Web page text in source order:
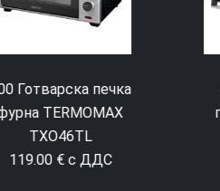
4404 Готварска
печка ELITE EMO-
48302G
133.00 € с ДДС